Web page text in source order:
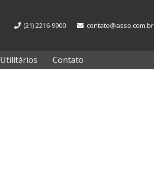
(21) 2216-9900 contato@asse.com.br
Utilitários Contato